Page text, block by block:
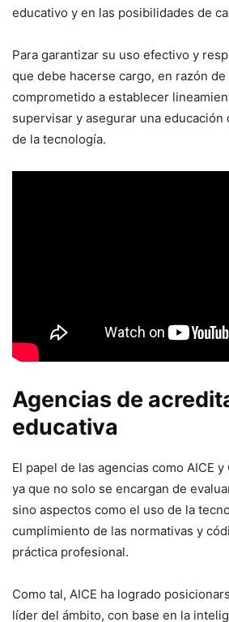
educativo y en las posibilidades de
Para garantizar su uso efectivo y
que debe hacerse cargo, en razón
comprometido a establecer
supervisar y asegurar una educación
de la tecnología.
Agencias de
educativa
El papel de las agencias como AICE y
ya que no solo se encargan de
sino aspectos como el uso de la
cumplimiento de las normativas y
práctica profesional.
Como tal, AICE ha logrado
líder del ámbito, con base en la